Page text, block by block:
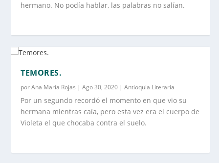
hermano. No podía hablar, las palabras no salían.
TEMORES.
porAna María Rojas |Ago 30, 2020 |Antioquia Literaria
Por un segundo recordó el momento en que vio su
hermana mientras caía, pero esta vez era el cuerpo de
Violeta el que chocaba contra el suelo.